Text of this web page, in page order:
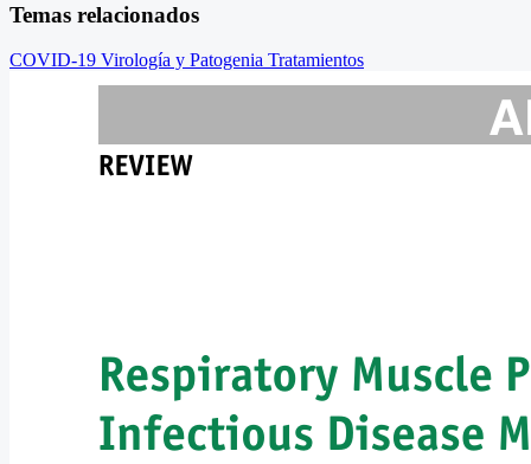
Temas relacionados
COVID-19 Virología y Patogenia Tratamientos